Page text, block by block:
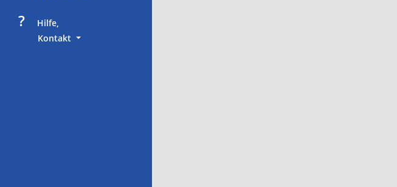
?
     Hilfe,
Kontakt